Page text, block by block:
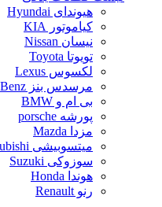
هیوندای Hyundai
کیاموتور KIA
نیسان Nissan
تویوتا Toyota
لکسوس Lexus
مرسدس بنز Benz
بی ام و BMW
پورشه porsche
مزدا Mazda
میتسوبیشی Mitsubishi
سوزوکی Suzuki
هوندا Honda
رنو Renault